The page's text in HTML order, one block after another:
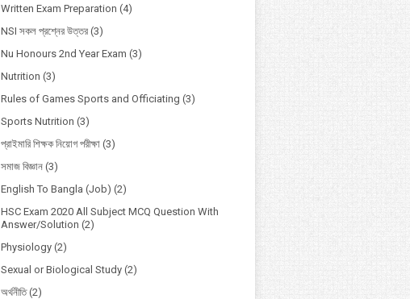
Written Exam Preparation (4)
NSI সকল প্রশ্নের উত্তর (3)
Nu Honours 2nd Year Exam (3)
Nutrition (3)
Rules of Games Sports and Officiating (3)
Sports Nutrition (3)
প্রাইমারি শিক্ষক নিয়োগ পরীক্ষা (3)
সমাজ বিজ্ঞান (3)
English To Bangla (Job) (2)
HSC Exam 2020 All Subject MCQ Question With
Answer/Solution (2)
Physiology (2)
Sexual or Biological Study (2)
অর্থনীতি (2)